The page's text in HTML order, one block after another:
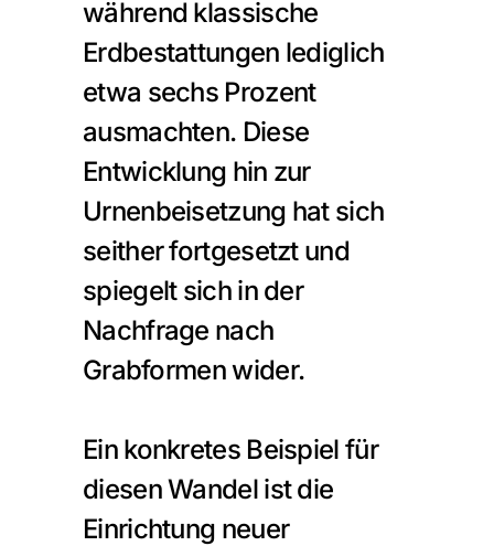
während klassische
Erdbestattungen lediglich
etwa sechs Prozent
ausmachten. Diese
Entwicklung hin zur
Urnenbeisetzung hat sich
seither fortgesetzt und
spiegelt sich in der
Nachfrage nach
Grabformen wider.
Ein konkretes Beispiel für
diesen Wandel ist die
Einrichtung neuer